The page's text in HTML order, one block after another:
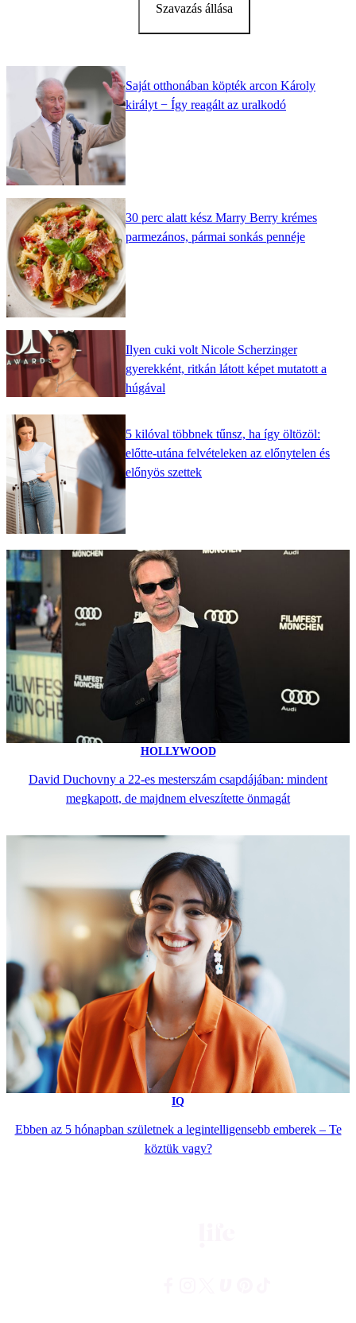
Szavazás állása
Saját otthonában köpték arcon Károly
királyt − Így reagált az uralkodó
30 perc alatt kész Marry Berry krémes
parmezános, pármai sonkás pennéje
Ilyen cuki volt Nicole Scherzinger
gyerekként, ritkán látott képet mutatott a
húgával
5 kilóval többnek tűnsz, ha így öltözöl:
előtte-utána felvételeken az előnytelen és
előnyös szettek
HOLLYWOOD
David Duchovny a 22-es mesterszám csapdájában: mindent
megkapott, de majdnem elveszítette önmagát
IQ
Ebben az 5 hónapban születnek a legintelligensebb emberek – Te
köztük vagy?